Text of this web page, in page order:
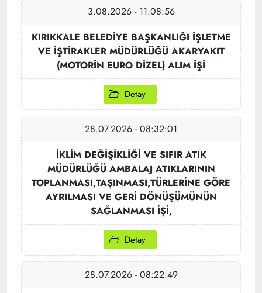
3.08.2026 - 11:08:56
KIRIKKALE BELEDİYE BAŞKANLIĞI İŞLETME
VE İŞTİRAKLER MÜDÜRLÜĞÜ AKARYAKIT
(MOTORİN EURO DİZEL) ALIM İŞİ
Detay
28.07.2026 - 08:32:01
İKLİM DEĞİŞİKLİĞİ VE SIFIR ATIK
MÜDÜRLÜĞÜ AMBALAJ ATIKLARININ
TOPLANMASI,TAŞINMASI,TÜRLERİNE GÖRE
AYRILMASI VE GERİ DÖNÜŞÜMÜNÜN
SAĞLANMASI İŞİ,
Detay
28.07.2026 - 08:22:49